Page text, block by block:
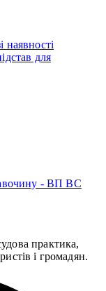
наявності
для
- ВП ВС
практика,
і громадян.